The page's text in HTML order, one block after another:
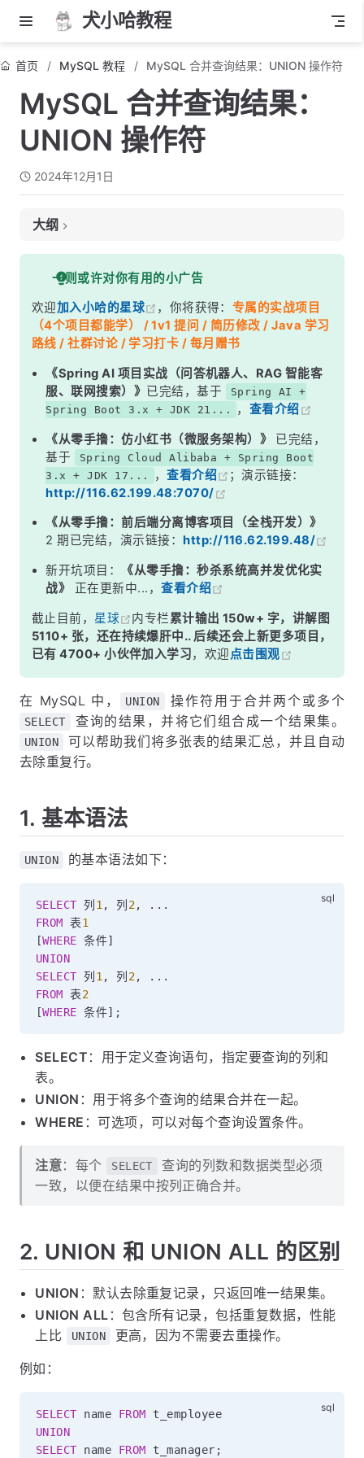
犬小哈教程
首页 MySQL 教程 MySQL 合并查询结果：UNION 操作符
MySQL 合并查询结果：
UNION 操作符
2024年12月1日
大纲
1. 基本语法
2. UNION 和 UNION ALL 的区别
3. 使用 UNION 进行条件查询
4. ORDER BY 和 UNION 配合使用
5. UNION 中的列类型要求
6. 实际应用场景
示例 2：将相似结构的多个表合并
7. 小结
一则或许对你有用的小广告
欢迎加入小哈的星球 ，你将获得： 专属的实战项目
（4个项目都能学） / 1v1 提问 / 简历修改 / Java 学习
路线 / 社群讨论 / 学习打卡 / 每月赠书
《Spring AI 项目实战（问答机器人、RAG 智能客
服、联网搜索）》 已完结，基于
Spring AI +
Spring Boot 3.x + JDK 21...
， 查看介绍
《从零手撸：仿小红书（微服务架构）》
已完结，
基于
Spring Cloud Alibaba + Spring Boot
3.x + JDK 17...
，查看介绍
；演示链接：
http://116.62.199.48:7070/
《从零手撸：前后端分离博客项目（全栈开发）》
2 期已完结，演示链接： http://116.62.199.48/
新开坑项目：
《从零手撸：秒杀系统高并发优化实
战》
正在更新中...，查看介绍
截止目前， 星球 内专栏累计输出 150w+ 字，讲解图
5110+ 张，还在持续爆肝中.. 后续还会上新更多项目，
已有 4700+ 小伙伴加入学习，欢迎点击围观
在 MySQL 中， UNION 操作符用于合并两个或多个
SELECT 查询的结果，并将它们组合成一个结果集。
UNION
可以帮助我们将多张表的结果汇总，并且自动
去除重复行。
1. 基本语法
UNION 的基本语法如下：
SELECT 列 1 , 列 2, . . .
FROM 表1
[WHERE 条件]
UNION
SELECT 列 1 , 列 2, . . .
FROM 表2
[WHERE 条件] ;
SELECT ：用于定义查询语句，指定要查询的列和
表。
UNION ：用于将多个查询的结果合并在一起。
WHERE ：可选项，可以对每个查询设置条件。
注意：每个 SELECT
查询的列数和数据类型必须
一致，以便在结果中按列正确合并。
2. UNION 和 UNION ALL 的区别
UNION ：默认去除重复记录，只返回唯一结果集。
UNION ALL ：包含所有记录，包括重复数据，性能
上比
UNION 更高，因为不需要去重操作。
例如：
SELECT name FROM
t_employee
UNION
SELECT name FROM t_manager ;